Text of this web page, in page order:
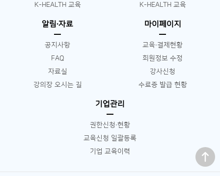
K-HEALTH 교육 K-HEALTH 교육
알림∙자료
공지사항
FAQ
자료실
강의장 오시는 길
마이페이지
교육∙결제현황
회원정보 수정
강사신청
수료증 발급 현황
기업관리
권한신청∙현황
교육신청 일괄등록
기업 교육이력
맨 위로